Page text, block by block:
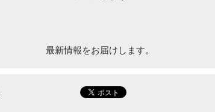
最新情報をお届けします。